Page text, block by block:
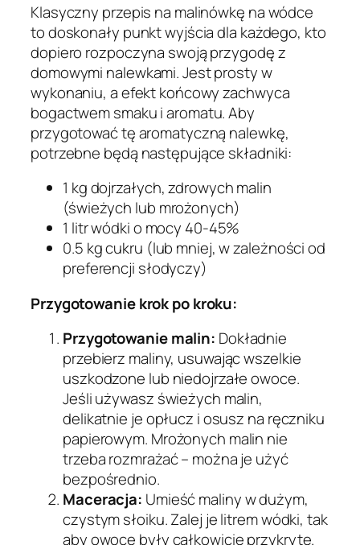
Klasyczny przepis na malinówkę na wódce
to doskonały punkt wyjścia dla każdego, kto
dopiero rozpoczyna swoją przygodę z
domowymi nalewkami. Jest prosty w
wykonaniu, a efekt końcowy zachwyca
bogactwem smaku i aromatu. Aby
przygotować tę aromatyczną nalewkę,
potrzebne będą następujące składniki:
1 kg dojrzałych, zdrowych malin
(świeżych lub mrożonych)
1 litr wódki o mocy 40-45%
0.5 kg cukru (lub mniej, w zależności od
preferencji słodyczy)
Przygotowanie krok po kroku:
Przygotowanie malin: Dokładnie
przebierz maliny, usuwając wszelkie
uszkodzone lub niedojrzałe owoce.
Jeśli używasz świeżych malin,
delikatnie je opłucz i osusz na ręczniku
papierowym. Mrożonych malin nie
trzeba rozmrażać – można je użyć
bezpośrednio.
Maceracja: Umieść maliny w dużym,
czystym słoiku. Zalej je litrem wódki, tak
aby owoce były całkowicie przykryte.